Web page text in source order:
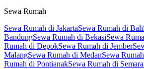
Sewa Rumah
Sewa Rumah di JakartaSewa Rumah di Bali
BandungSewa Rumah di BekasiSewa
Rumah di DepokSewa Rumah di Jember
MalangSewa Rumah di MedanSewa
Rumah di PontianakSewa Rumah di